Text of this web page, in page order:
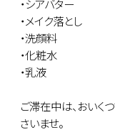
・シアバター
・メイク落とし
・洗顔料
・化粧水
・乳液
ご滞在中は、おいく
さいませ。